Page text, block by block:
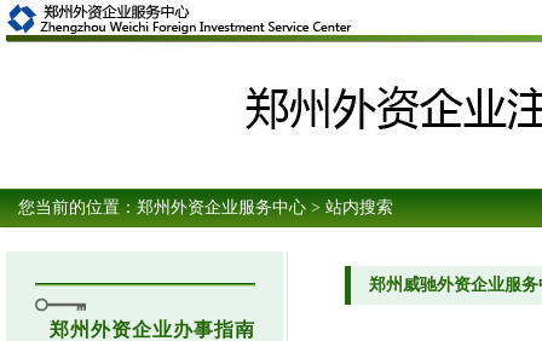
您当前的位置： 郑州外资企业服务中心 > 站内搜索
郑州外资企业办事指南
郑州威驰外资企业服